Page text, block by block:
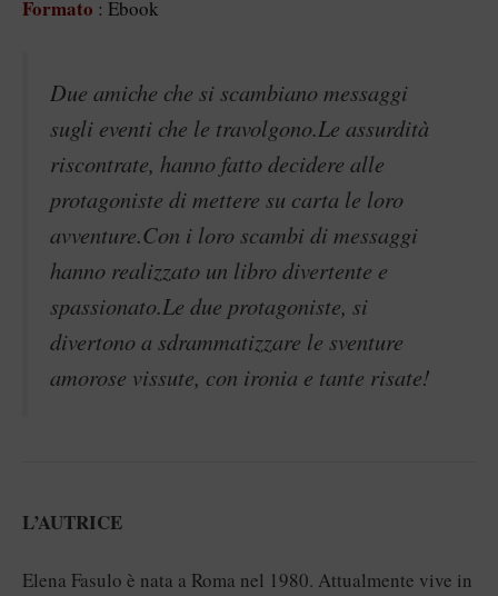
Formato : Ebook
Due amiche che si scambiano messaggi
sugli eventi che le travolgono.Le assurdità
riscontrate, hanno fatto decidere alle
protagoniste di mettere su carta le loro
avventure.Con i loro scambi di messaggi
hanno realizzato un libro divertente e
spassionato.Le due protagoniste, si
divertono a sdrammatizzare le sventure
amorose vissute, con ironia e tante risate!
L’AUTRICE
Elena Fasulo è nata a Roma nel 1980. Attualmente vive in